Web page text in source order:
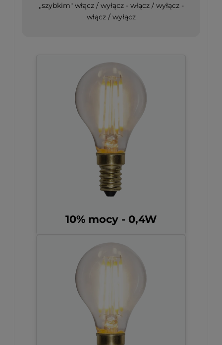
,,szybkim" włącz / wyłącz - włącz / wyłącz -
włącz / wyłącz
10% mocy - 0,4W